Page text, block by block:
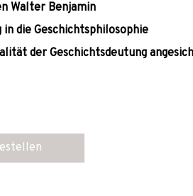
Walter Benjamin
die Geschichtsphilosophie
der Geschichtsdeutung